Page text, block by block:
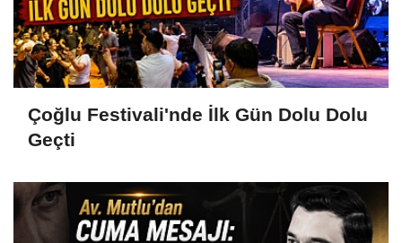
Çoğlu Festivali'nde İlk Gün Dolu Dolu
Geçti